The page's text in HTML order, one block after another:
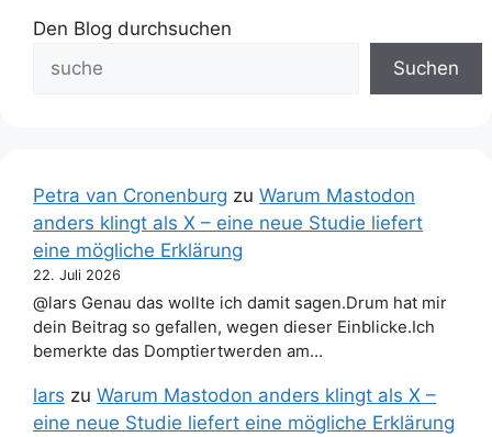
Den Blog durchsuchen
Suchen
Petra van Cronenburg zu Warum Mastodon
anders klingt als X – eine neue Studie liefert
eine mögliche Erklärung
22. Juli 2026
@lars Genau das wollte ich damit sagen.Drum hat mir
dein Beitrag so gefallen, wegen dieser Einblicke.Ich
bemerkte das Domptiertwerden am…
lars zu Warum Mastodon anders klingt als X –
eine neue Studie liefert eine mögliche Erklärung